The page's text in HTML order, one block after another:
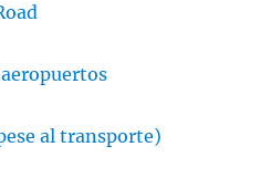
al transporte)